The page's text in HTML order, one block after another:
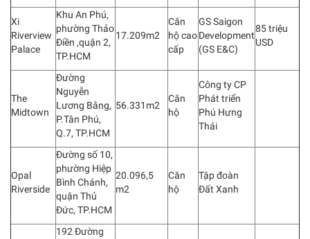
Xi
Riverview
Palace
Khu An Phú,
phường Thảo
Điền ,quận 2,
TP.HCM
17.209m2
Căn
hộ cao
cấp
GS Saigon
Development
(GS E&C)
85 triệu
USD
The
Midtown
Đường
Nguyễn
Lương Bằng,
P.Tân Phú,
Q.7, TP.HCM
56.331m2
Căn
hộ
Công ty CP
Phát triển
Phú Hưng
Thái
Opal
Riverside
Đường số 10,
phường Hiệp
Bình Chánh,
quận Thủ
Đức, TP.HCM
20.096,5
m2
Căn
hộ
Tập đoàn
Đất Xanh
192 Đường